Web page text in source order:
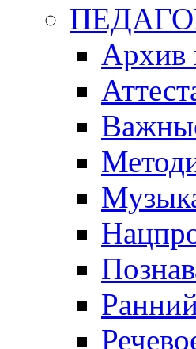
Архив